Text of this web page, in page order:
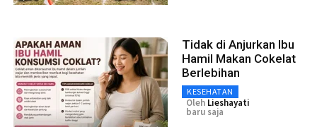
Tidak di Anjurkan Ibu
Hamil Makan Cokelat
Berlebihan
KESEHATAN
Oleh Lieshayati
baru saja